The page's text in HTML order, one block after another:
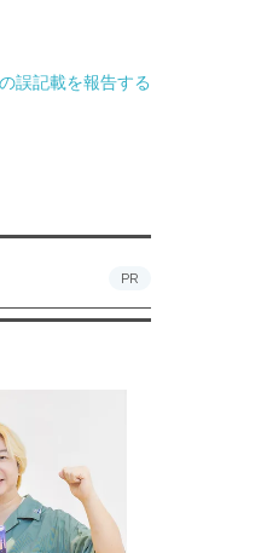
誤記載を報告する
PR